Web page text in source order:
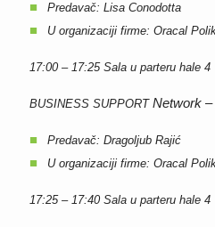
Predavač: Lisa Conodotta
U organizaciji firme: Oracal
17:00 – 17:25 Sala u parteru hale 4
BUSINESS SUPPORT Network
Predavač: Dragoljub Rajić
U organizaciji firme: Oracal
17:25 – 17:40 Sala u parteru hale 4